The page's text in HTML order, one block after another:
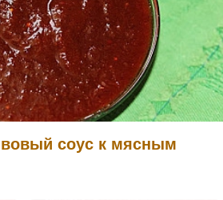
соус к мясным